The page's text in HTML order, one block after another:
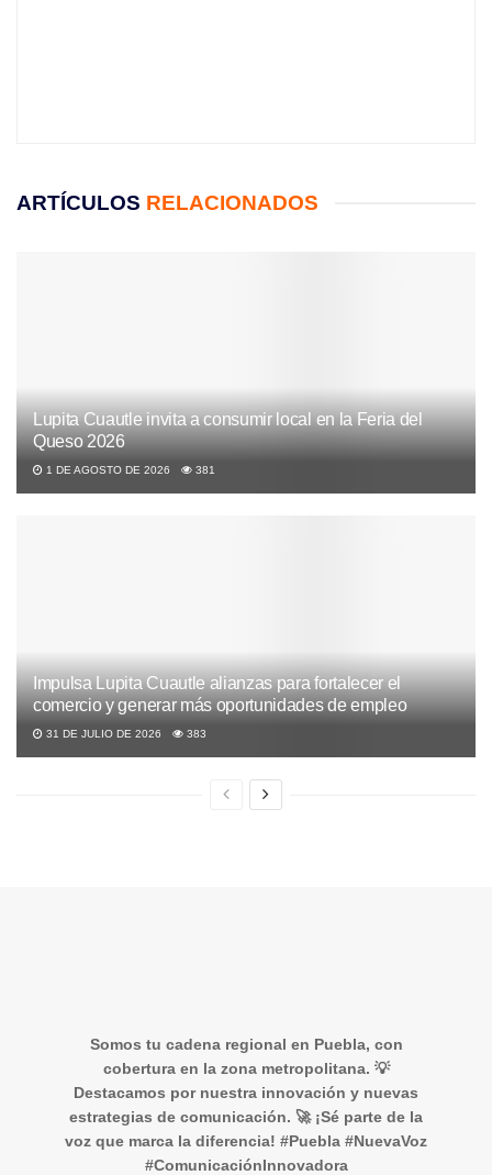
ARTÍCULOS RELACIONADOS
Lupita Cuautle invita a consumir local en la Feria del
Queso 2026
1 DE AGOSTO DE 2026 381
Impulsa Lupita Cuautle alianzas para fortalecer el
comercio y generar más oportunidades de empleo
31 DE JULIO DE 2026 383
Somos tu cadena regional en Puebla, con
cobertura en la zona metropolitana. 💡
Destacamos por nuestra innovación y nuevas
estrategias de comunicación. 🚀 ¡Sé parte de la
voz que marca la diferencia! #Puebla #NuevaVoz
#ComunicaciónInnovadora